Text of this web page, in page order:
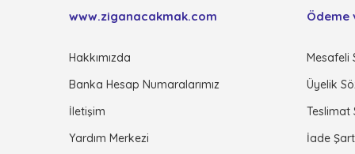
www.ziganacakmak.com
Hakkımızda
Banka Hesap Numaralarımız
İletişim
Yardım Merkezi
Ödeme
Mesafeli
Üyelik
Teslimat
İade